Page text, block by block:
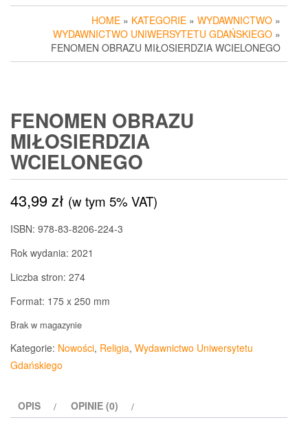
HOME » KATEGORIE » WYDAWNICTWO »
WYDAWNICTWO UNIWERSYTETU GDAŃSKIEGO »
FENOMEN OBRAZU MIŁOSIERDZIA WCIELONEGO
FENOMEN OBRAZU
MIŁOSIERDZIA
WCIELONEGO
43,99zł (w tym 5% VAT)
ISBN: 978-83-8206-224-3
Rok wydania: 2021
Liczba stron: 274
Format: 175 x 250 mm
Brak w magazynie
Kategorie: Nowości, Religia, Wydawnictwo Uniwersytetu
Gdańskiego
OPIS OPINIE (0)